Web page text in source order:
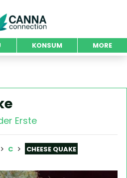
KONSUM MORE
Erste
C CHEESE QUAKE